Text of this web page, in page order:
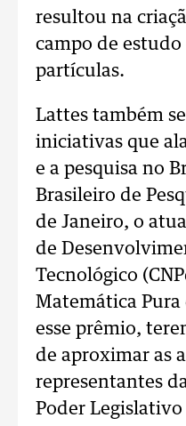
resultou na
campo de estudo
partículas.
Lattes também
iniciativas que
e a pesquisa no
Brasileiro de
de Janeiro, o
de
Tecnológico
Matemática Pura
esse prêmio,
de aproximar as
representantes
Poder